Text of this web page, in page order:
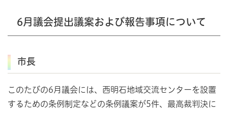
6月議会提出議案および報告事項について
市長
このたびの6月議会には、西明石地域交流センターを設置
するための条例制定などの条例議案が5件、最高裁判決に